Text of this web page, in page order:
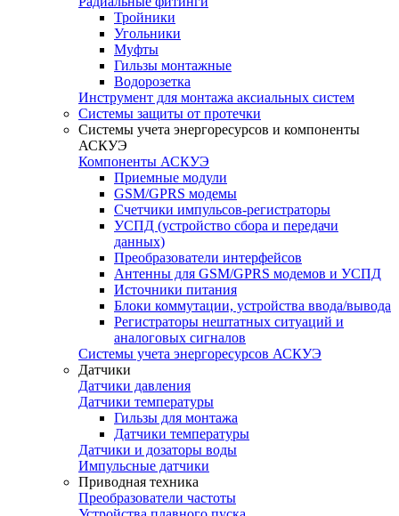
Тройники
Угольники
Муфты
Гильзы монтажные
Водорозетка
Инструмент для монтажа аксиальных систем
Системы защиты от протечки
Системы учета энергоресурсов и компоненты
АСКУЭ
Компоненты АСКУЭ
Приемные модули
GSM/GPRS модемы
Счетчики импульсов-регистраторы
УСПД (устройство сбора и передачи
данных)
Преобразователи интерфейсов
Антенны для GSM/GPRS модемов и УСПД
Источники питания
Блоки коммутации, устройства ввода/вывода
Регистраторы нештатных ситуаций и
аналоговых сигналов
Системы учета энергоресурсов АСКУЭ
Датчики
Датчики давления
Датчики температуры
Гильзы для монтажа
Датчики температуры
Датчики и дозаторы воды
Импульсные датчики
Приводная техника
Преобразователи частоты